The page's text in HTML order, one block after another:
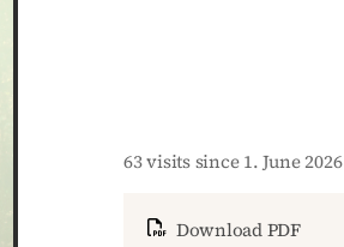
63 visits since 1. June 2026
Download PDF